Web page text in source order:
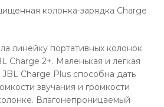
колонка-зарядка Charge
линейку портативных колонок
Charge 2+. Маленькая и легкая
JBL Charge Plus способна дать
звучания и громкости
Влагонепроницаемый